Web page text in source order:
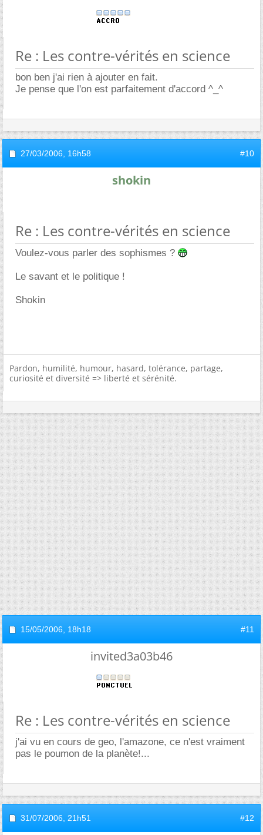
Re : Les contre-vérités en science
bon ben j'ai rien à ajouter en fait.
Je pense que l'on est parfaitement d'accord ^_^
27/03/2006, 16h58 #10
shokin
Re : Les contre-vérités en science
Voulez-vous parler des sophismes ?
Le savant et le politique !
Shokin
Pardon, humilité, humour, hasard, tolérance, partage,
curiosité et diversité => liberté et sérénité.
15/05/2006, 18h18 #11
invited3a03b46
Re : Les contre-vérités en science
j'ai vu en cours de geo, l'amazone, ce n'est vraiment
pas le poumon de la planète!...
31/07/2006, 21h51 #12